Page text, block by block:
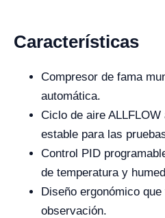
Características
Compresor de fama
automática.
Ciclo de aire
estable para las
Control PID
de temperatura y
Diseño ergonómico
observación.